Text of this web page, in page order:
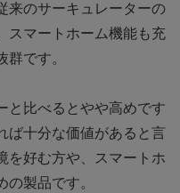
来のサーキュレーターの
スマートホーム機能も充
です。
と比べるとやや高めです
ば十分な価値があると言
を好む方や、スマートホ
製品です。